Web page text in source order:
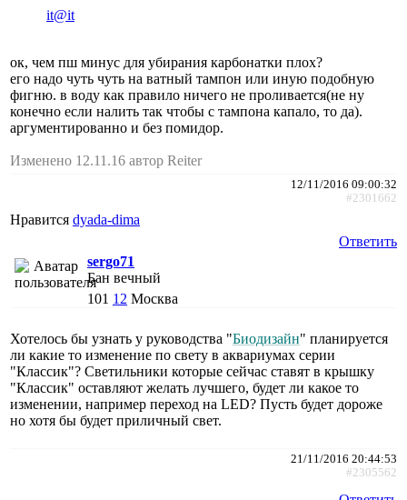
it@it
ок, чем пш минус для убирания карбонатки плох?
его надо чуть чуть на ватный тампон или иную подобную
фигню. в воду как правило ничего не проливается(не ну
конечно если налить так чтобы с тампона капало, то да).
аргументированно и без помидор.
Изменено 12.11.16 автор Reiter
12/11/2016 09:00:32
#2301662
Нравится dyada-dima
Ответить
sergo71
Бан вечный
101 12 Москва
Хотелось бы узнать у руководства "Биодизайн" планируется
ли какие то изменение по свету в аквариумах серии
"Классик"? Светильники которые сейчас ставят в крышку
"Классик" оставляют желать лучшего, будет ли какое то
изменении, например переход на LED? Пусть будет дороже
но хотя бы будет приличный свет.
21/11/2016 20:44:53
#2305562